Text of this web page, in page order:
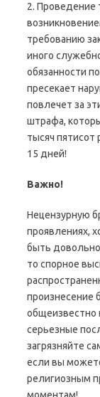
2. Проведение
требованию
иного
обязанности
пресекает
повлечет за
штрафа,
тысяч пятисот
15 дней!
Важно!
Нецензурную
проявлениях,
быть довольно
то спорное
произнесение
общеизвестно
серьезные
загрязняйте
если вы
религиозным